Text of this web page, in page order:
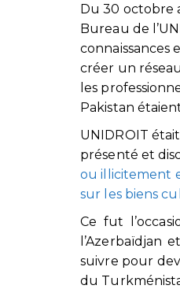
Du 30 octobre
Bureau de
connaissances
créer un
les
Pakistan
UNIDROIT
présenté et
ou illicitement
sur les biens
Ce fut
l’Azerbaïdjan
suivre pour
du